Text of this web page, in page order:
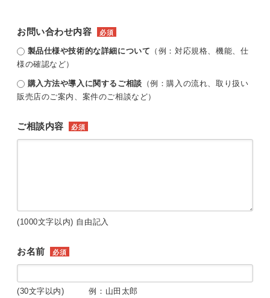
お問い合わせ内容 必須
製品仕様や技術的な詳細について （例：対応規格、機能、仕
様の確認など）
購入方法や導入に関するご相談 （例：購入の流れ、取り扱い
販売店のご案内、案件のご相談など）
ご相談内容 必須
(1000文字以内) 自由記入
お名前 必須
(30文字以内) 例：山田太郎